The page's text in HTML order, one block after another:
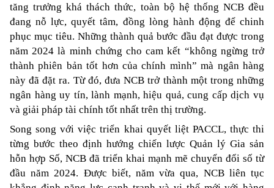
tăng trưởng khá thách thức, toàn bộ hệ thống NCB đều
đang nỗ lực, quyết tâm, đồng lòng hành động để chinh
phục mục tiêu. Những thành quả bước đầu đạt được trong
năm 2024 là minh chứng cho cam kết “không ngừng trở
thành phiên bản tốt hơn của chính mình” mà ngân hàng
này đã đặt ra. Từ đó, đưa NCB trở thành một trong những
ngân hàng uy tín, lành mạnh, hiệu quả, cung cấp dịch vụ
và giải pháp tài chính tốt nhất trên thị trường.
Song song với việc triển khai quyết liệt PACCL, thực thi
từng bước theo định hướng chiến lược Quản lý Gia sản
hỗn hợp Số, NCB đã triển khai mạnh mẽ chuyển đổi số từ
đầu năm 2024. Được biết, năm vừa qua, NCB liên tục